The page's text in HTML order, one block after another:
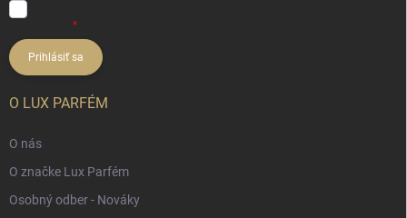
Prihlásiť sa
O LUX PARFÉM
O nás
O značke Lux Parfém
Osobný odber - Nováky